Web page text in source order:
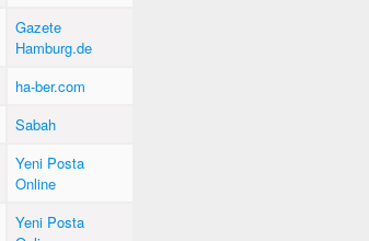
Gazete
Hamburg.de
ha-ber.com
Sabah
Yeni Posta
Online
Yeni Posta